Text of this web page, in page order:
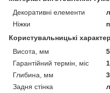
Декоративні елементи
Ніжки
Користувальницькі
Висота, мм
Гарантійний термін, міс
Глибина, мм
Задня стінка